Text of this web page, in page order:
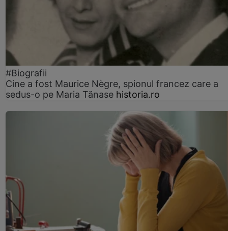
#Biografii
Cine a fost Maurice Nègre, spionul francez care a
sedus-o pe Maria Tănase historia.ro